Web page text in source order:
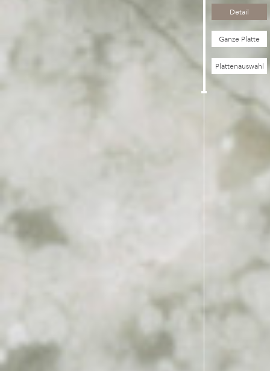
Detail
Ganze Platte
Plattenauswahl